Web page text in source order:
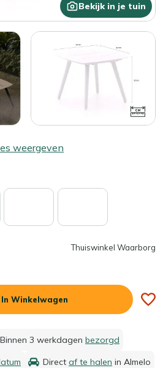
Bekijk in je tuin
weergeven
Thuiswinkel Waarborg
In Winkelwagen
Binnen 3 werkdagen bezorgd
Direct af te halen in Almelo